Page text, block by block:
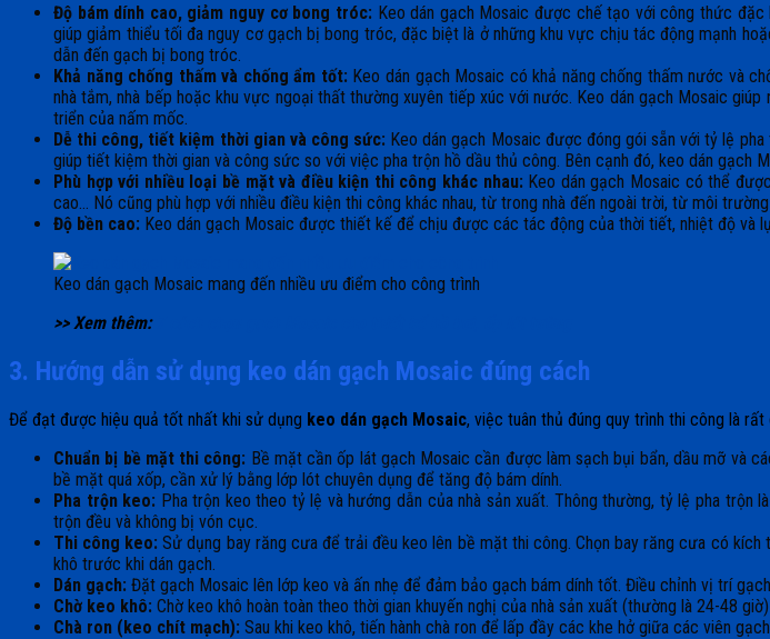
Độ bám dính cao, giảm nguy cơ bong tróc:Keo dán gạch Mosaic được chế tạo với công thức đặc
giúp giảm thiểu tối đa nguy cơ gạch bị bong tróc, đặc biệt là ở những khu vực chịu tác động mạnh
dẫn đến gạch bị bong tróc.
Khả năng chống thấm và chống ẩm tốt:Keo dán gạch Mosaic có khả năng chống thấm nước và
nhà tắm, nhà bếp hoặc khu vực ngoại thất thường xuyên tiếp xúc với nước. Keo dán gạch Mosaic
triển của nấm mốc.
Dễ thi công, tiết kiệm thời gian và công sức: Keo dán gạch Mosaic được đóng gói sẵn với tỷ lệ
giúp tiết kiệm thời gian và công sức so với việc pha trộn hồ dầu thủ công. Bên cạnh đó, keo dán
Phù hợp với nhiều loại bề mặt và điều kiện thi công khác nhau:Keo dán gạch Mosaic có thể
cao… Nó cũng phù hợp với nhiều điều kiện thi công khác nhau, từ trong nhà đến ngoài trời, từ môi
Độ bền cao: Keo dán gạch Mosaic được thiết kế để chịu được các tác động của thời tiết, nhiệt độ và
Keo dán gạch Mosaic mang đến nhiều ưu điểm cho công trình
>> Xem thêm:
3. Hướng dẫn sử dụng keo dán gạch Mosaic đúng cách
Để đạt được hiệu quả tốt nhất khi sử dụng keo dán gạch Mosaic, việc tuân thủ đúng quy trình thi công là
Chuẩn bị bề mặt thi công: Bề mặt cần ốp lát gạch Mosaic cần được làm sạch bụi bẩn, dầu mỡ và
bề mặt quá xốp, cần xử lý bằng lớp lót chuyên dụng để tăng độ bám dính.
Pha trộn keo: Pha trộn keo theo tỷ lệ và hướng dẫn của nhà sản xuất. Thông thường, tỷ lệ pha
trộn đều và không bị vón cục.
Thi công keo: Sử dụng bay răng cưa để trải đều keo lên bề mặt thi công. Chọn bay răng cưa có
khô trước khi dán gạch.
Dán gạch: Đặt gạch Mosaic lên lớp keo và ấn nhẹ để đảm bảo gạch bám dính tốt. Điều chỉnh vị trí
Chờ keo khô: Chờ keo khô hoàn toàn theo thời gian khuyến nghị của nhà sản xuất (thường là 24-48
Chà ron (keo chít mạch): Sau khi keo khô, tiến hành chà ron để lấp đầy các khe hở giữa các viên